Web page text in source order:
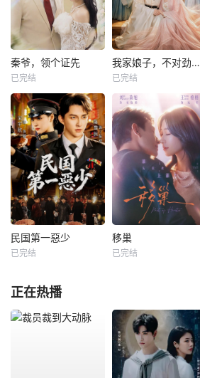
秦爷，领个证先
已完结
我家娘子，不对劲第四季
已完结
民国第一惡少
已完结
移巢
已完结
正在热播